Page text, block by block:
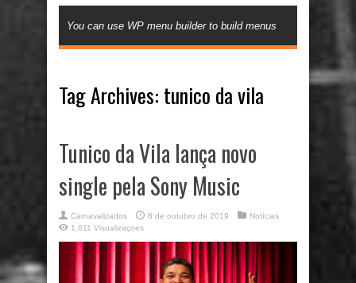
You can use WP menu builder to build menus
Tag Archives: tunico da vila
Tunico da Vila lança novo
single pela Sony Music
Carnavalizados 8 de outubro de 2019
Notícias
1,611 Visualizaçoes